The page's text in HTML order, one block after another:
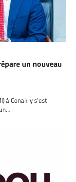
un nouveau
à Conakry s’est